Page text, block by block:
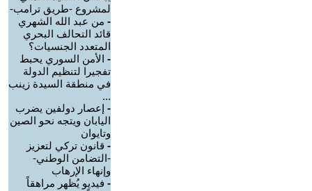
لمشروع -طريق ترامب-
- من عبد الله الشهري
قائد التحالف البحري
المتعدد الجنسيات؟
- الأمن السوري يحبط
تفجيرا لتنظيم الدولة
في منطقة السيدة زينب
...
- إعصار دولفين يضرب
اليابان ويتجه نحو الصين
وتايوان
- قانون تركي لتعزيز
-التضامن الوطني-
وإنهاء الإرهاب
- فيديو يُظهر مراهقاً